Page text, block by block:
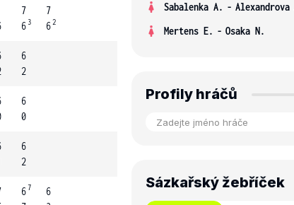
7
6 3
7
62
6
2
6
0
6
2
67
6
Sabalenka A. -
Mertens E. - Osaka N.
Profily hráčů
Sázkařský žebříček